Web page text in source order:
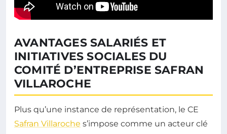
AVANTAGES SALARIÉS ET
INITIATIVES SOCIALES DU
COMITÉ D’ENTREPRISE SAFRAN
VILLAROCHE
Plus qu’une instance de représentation, le CE
Safran Villaroche s’impose comme un acteur clé